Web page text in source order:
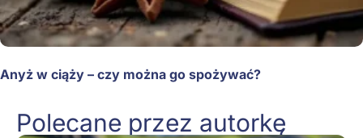
Anyż w ciąży – czy można go spożywać?
Polecane przez autorkę